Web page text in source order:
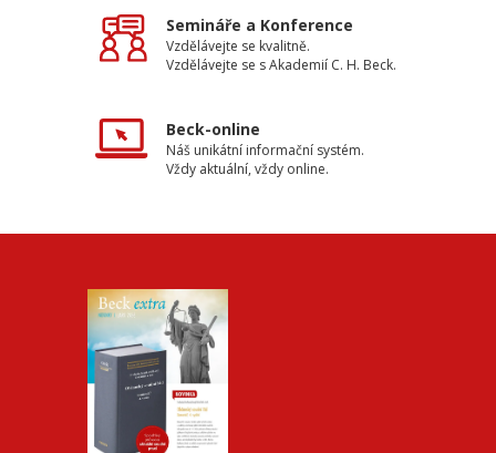
Semináře a Konference
Vzdělávejte se kvalitně.
Vzdělávejte se s Akademií C. H. Beck.
Beck-online
Náš unikátní informační systém.
Vždy aktuální, vždy online.